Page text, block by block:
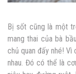
Bị sốt cũng là một
mang thai của bà
chủ quan đấy nhé! Vì
nhau. Đó có thể là